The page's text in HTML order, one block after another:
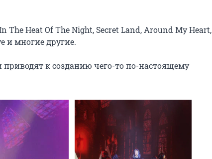
Heat Of The Night, Secret Land, Around My Heart,
и многие другие.
к созданию чего-то по-настоящему